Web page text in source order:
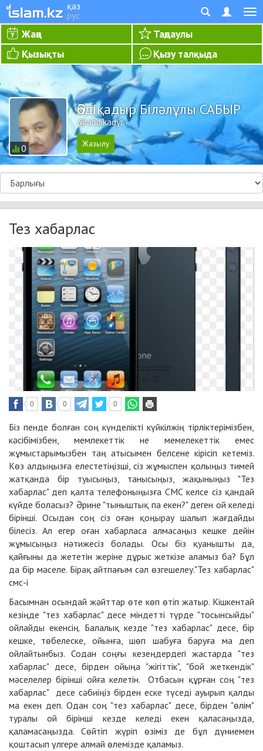
қаз
рус
Жаңа
Таңдаулы
Қызықты
Қызу талқыда
0
Әбдіқадыр Біләлұлы САБЫР
@abdikadyr
Тез хабарлас
0 0 0
Біз пенде болған соң күнделікті күйкілжің тірліктерімізбен,
кәсібімізбен, мемлекеттік не мемелекеттік емес
жұмыстарымызбен таң атысымен белсене кірісіп кетеміз.
Көз алдыңызға елестетіңізші, сіз жұмыспен қолыңыз тимей
жатқанда бір туысыңыз, танысыңыз, жақыныңыз "Тез
хабарлас" деп қалта телефоныңызға СМС келсе сіз қандай
күйде боласыз? Әрине "тыныштық па екен?" деген ой келеді
бірінші. Осыдан соң сіз оған қоңырау шалып жағдайды
білесіз. Ал егер оған хабарласа алмасаңыз кешке дейін
жұмысыңыз нәтижесіз болады. Осы біз қуанышты да,
қайғыны да жететін жеріне дұрыс жеткізе аламыз ба? Бұл
да бір мәселе. Бірақ айтпағым сәл өзгешелеу."Тез хабарлас"
смс-і
Басымнан осындай жәйттар өте көп өтіп жатыр. Кішкентай
кезіңде "тез хабарлас" десе міндетті түрде "тосынсыйды"
ойлайды екенсің. Балалық кезде "тез хабарлас" десе, бір
кешке, төбелеске, ойынға, шөп шабуға баруға ма деп
ойлайтынбыз. Содан соңғы кезеңдердегі жастарда "тез
хабарлас" десе, бірден ойыңа "жігіттік", "бой жеткендік"
мәселелер бірінші ойға келетін. Отбасын құрған соң "тез
хабарлас" десе сәбиіңіз бірден еске түседі ауырып қалды
ма екен деп. Одан соң "тез хабарлас" десе, бірден "өлім"
туралы ой бірінші кезде келеді екен қаласаңызда,
қаламасаңызда. Сөйтіп жүріп өзіміз де бұл дүниемен
қоштасып үлгере алмай өлемізде қаламыз.